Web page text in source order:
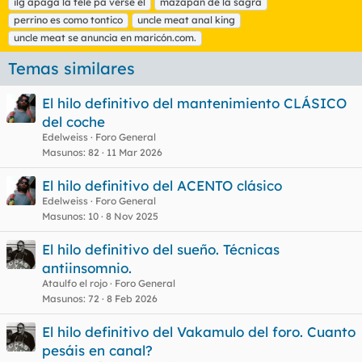
a
s
perrino es como tontico
uncle meat anal king
uncle meat se anuncia en maricón.com.
Temas similares
El hilo definitivo del mantenimiento CLÁSICO
del coche
Edelweiss
Foro General
Masunos 82 11 Mar 2026
El hilo definitivo del ACENTO clásico
Edelweiss
Foro General
Masunos 10 8 Nov 2025
El hilo definitivo del sueño. Técnicas
antiinsomnio.
Ataulfo el rojo
Foro General
Masunos 72 8 Feb 2026
El hilo definitivo del Vakamulo del foro. Cuanto
pesáis en canal?